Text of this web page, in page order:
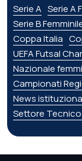
Serie A Serie A
Serie B
Coppa Italia
UEFA Futsal
Nazionale
Campionati
News
Settore Tecnico